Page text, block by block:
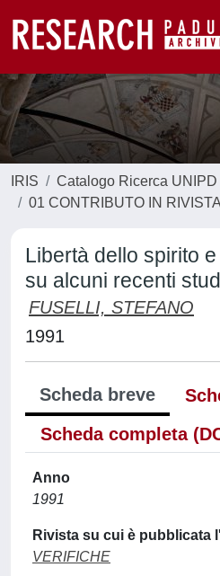
IRIS
Catalogo Ricerca UNIPD
01 CONTRIBUTO IN RIVISTA
Libertà dello spirito
su alcuni recenti
FUSELLI, STEFANO
1991
Scheda breve
Scheda completa
Anno
1991
Rivista su cui è pubblicata
VERIFICHE